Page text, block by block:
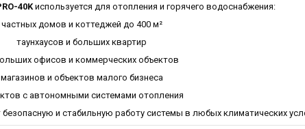
40Kиспользуется для отопления и горячего водоснабжения:
частных домов и коттеджей до 400 м²
таунхаусов и больших квартир
офисов и коммерческих объектов
магазинов и объектов малого бизнеса
с автономными системами отопления
и стабильную работу системы в любых климатических